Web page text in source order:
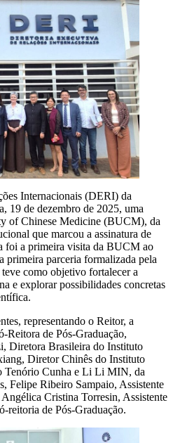
Internacionais (DERI) da
19 de dezembro de 2025, uma
of Chinese Medicine (BUCM), da
que marcou a assinatura de
foi a primeira visita da BUCM ao
primeira parceria formalizada pela
como objetivo fortalecer a
e explorar possibilidades concretas
representando o Reitor, a
Reitora de Pós-Graduação,
Diretora Brasileira do Instituto
Diretor Chinês do Instituto
Tenório Cunha e Li Li MIN, da
Felipe Ribeiro Sampaio, Assistente
Cristina Torresin, Assistente
reitoria de Pós-Graduação.